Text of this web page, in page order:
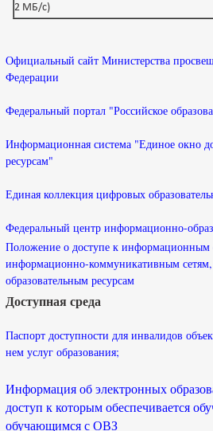
2 МБ/с)
Официальный сайт Министерства
Федерации
Федеральный портал "Российское
Информационная система "Единое окно
ресурсам"
Единая коллекция цифровых
Федеральный центр информационно-
Положение о доступе к информационным
информационно-коммуникативным сетям,
образовательным ресурсам
Доступная среда
Паспорт доступности для инвалидов
нем услуг образования;
Информация об электронных
доступ к которым обеспечивается
обучающимся с ОВЗ